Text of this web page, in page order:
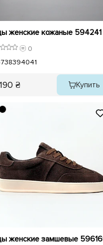
0
38394041
₴ Купить